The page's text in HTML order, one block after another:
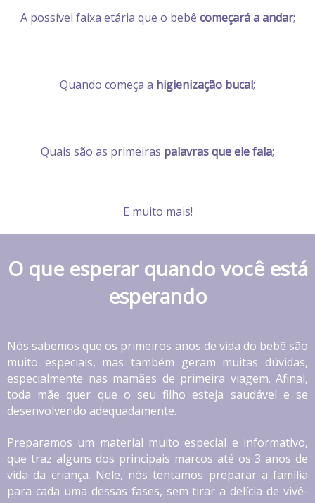
A possível faixa etária que o bebê começará a andar;
Quando começa a higienização bucal;
Quais são as primeiras palavras que ele fala;
E muito mais!
O que esperar quando você está
esperando
Nós sabemos que os primeiros anos de vida do bebê são
muito especiais, mas também geram muitas dúvidas,
especialmente nas mamães de primeira viagem. Afinal,
toda mãe quer que o seu filho esteja saudável e se
desenvolvendo adequadamente.
Preparamos um material muito especial e informativo,
que traz alguns dos principais marcos até os 3 anos de
vida da criança. Nele, nós tentamos preparar a família
para cada uma dessas fases, sem tirar a delícia de vivê-